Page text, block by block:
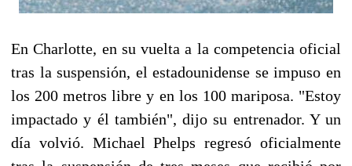
En Charlotte, en su vuelta a la competencia oficial
tras la suspensión, el estadounidense se impuso en
los 200 metros libre y en los 100 mariposa. "Estoy
impactado y él también", dijo su entrenador. Y un
día volvió. Michael Phelps regresó oficialmente